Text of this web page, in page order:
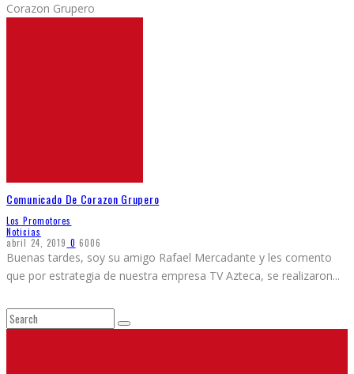
Corazon Grupero
Comunicado De Corazon Grupero
Los Promotores
Noticias
abril 24, 2019 0 6006
Buenas tardes, soy su amigo Rafael Mercadante y les comento
que por estrategia de nuestra empresa TV Azteca, se realizaron...